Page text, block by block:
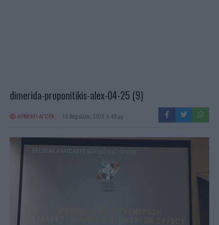
dimerida-proponitikis-alex-04-25 (9)
ΘΡΑΚΙΚΗ ΑΓΟΡΑ 16 Απριλίου, 2025 6:49 μμ